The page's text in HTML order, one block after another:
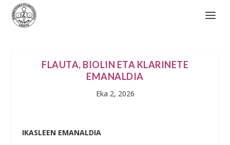
FLAUTA, BIOLIN ETA KLARINETE
EMANALDIA
Eka 2, 2026
IKASLEEN EMANALDIA